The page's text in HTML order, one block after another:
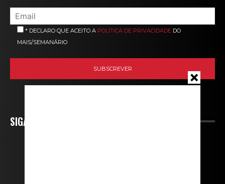
* DECLARO QUE ACEITO A POLÍTICA DE PRIVACIDADE DO
MAIS/SEMANÁRIO
SIGA-NOS